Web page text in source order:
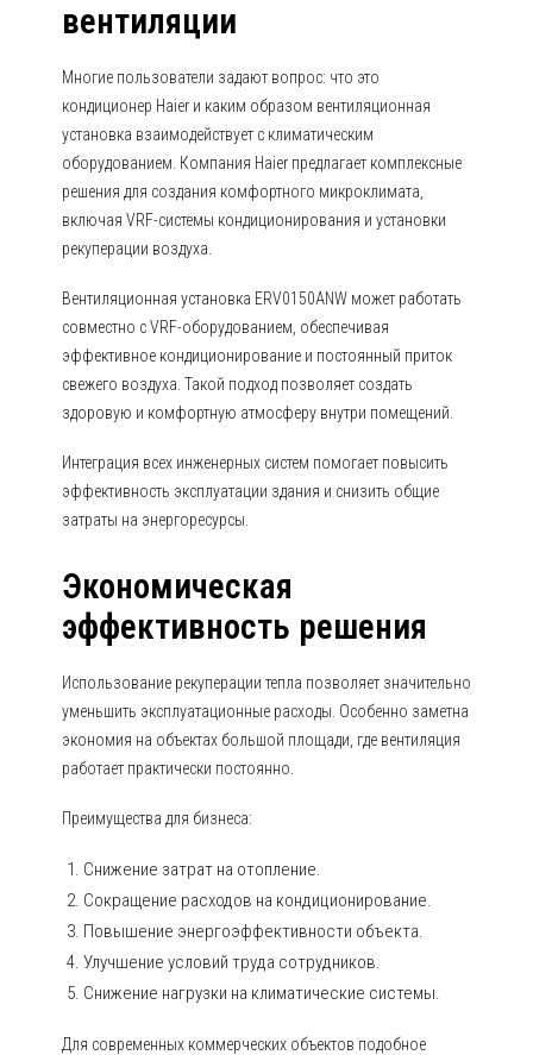
вентиляции
Многие пользователи задают вопрос: что это
кондиционер Haier и каким образом вентиляционная
установка взаимодействует с климатическим
оборудованием. Компания Haier предлагает комплексные
решения для создания комфортного микроклимата,
включая VRF-системы кондиционирования и установки
рекуперации воздуха.
Вентиляционная установка ERV0150ANW может работать
совместно с VRF-оборудованием, обеспечивая
эффективное кондиционирование и постоянный приток
свежего воздуха. Такой подход позволяет создать
здоровую и комфортную атмосферу внутри помещений.
Интеграция всех инженерных систем помогает повысить
эффективность эксплуатации здания и снизить общие
затраты на энергоресурсы.
Экономическая
эффективность решения
Использование рекуперации тепла позволяет значительно
уменьшить эксплуатационные расходы. Особенно заметна
экономия на объектах большой площади, где вентиляция
работает практически постоянно.
Преимущества для бизнеса:
Снижение затрат на отопление.
Сокращение расходов на кондиционирование.
Повышение энергоэффективности объекта.
Улучшение условий труда сотрудников.
Снижение нагрузки на климатические системы.
Для современных коммерческих объектов подобное